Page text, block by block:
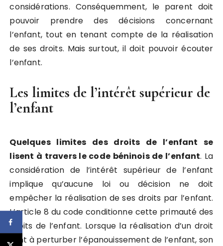
considérations. Conséquemment, le parent doit
pouvoir prendre des décisions concernant
l’enfant, tout en tenant compte de la réalisation
de ses droits. Mais surtout, il doit pouvoir écouter
l’enfant.
Les limites de l’intérêt supérieur de
l’enfant
Quelques limites des droits de l’enfant se
lisent à travers le code béninois de l’enfant. La
considération de l’intérêt supérieur de l’enfant
implique qu’aucune loi ou décision ne doit
empêcher la réalisation de ses droits par l’enfant.
L’article 8 du code conditionne cette primauté des
droits de l’enfant. Lorsque la réalisation d’un droit
tant à perturber l’épanouissement de l’enfant, son